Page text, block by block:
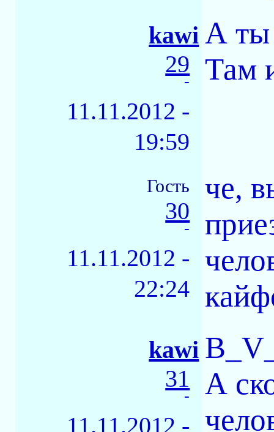
kawi
29
-
11.11.2012 -
19:59
А ты
Там
Гость
30
-
11.11.2012 -
22:24
че,
kawi
31
-
11.11.2012 -
А